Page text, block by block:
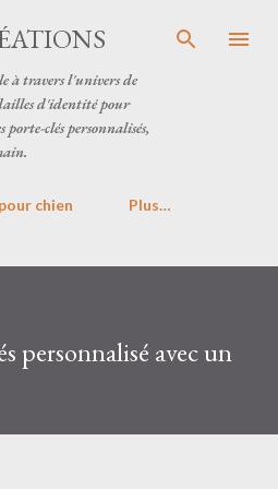
contenu principal
à travers l'univers de
d'identité pour
porte-clés personnalisés,
chien Plus…
personnalisé avec un